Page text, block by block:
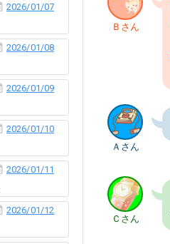
2026/01/07
2026/01/08
2026/01/09
2026/01/10
2026/01/11
2026/01/12
Ｂさん
Ａさん
Ｃさん